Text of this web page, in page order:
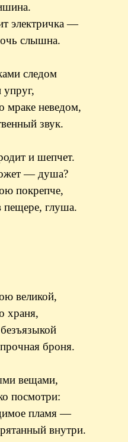
электричка —
слышна.
следом
упруг,
мраке неведом,
звук.
и шепчет.
— душа?
покрепче,
пещере, глуша.
великой,
храня,
броня.
вещами,
посмотри:
пламя —
внутри.